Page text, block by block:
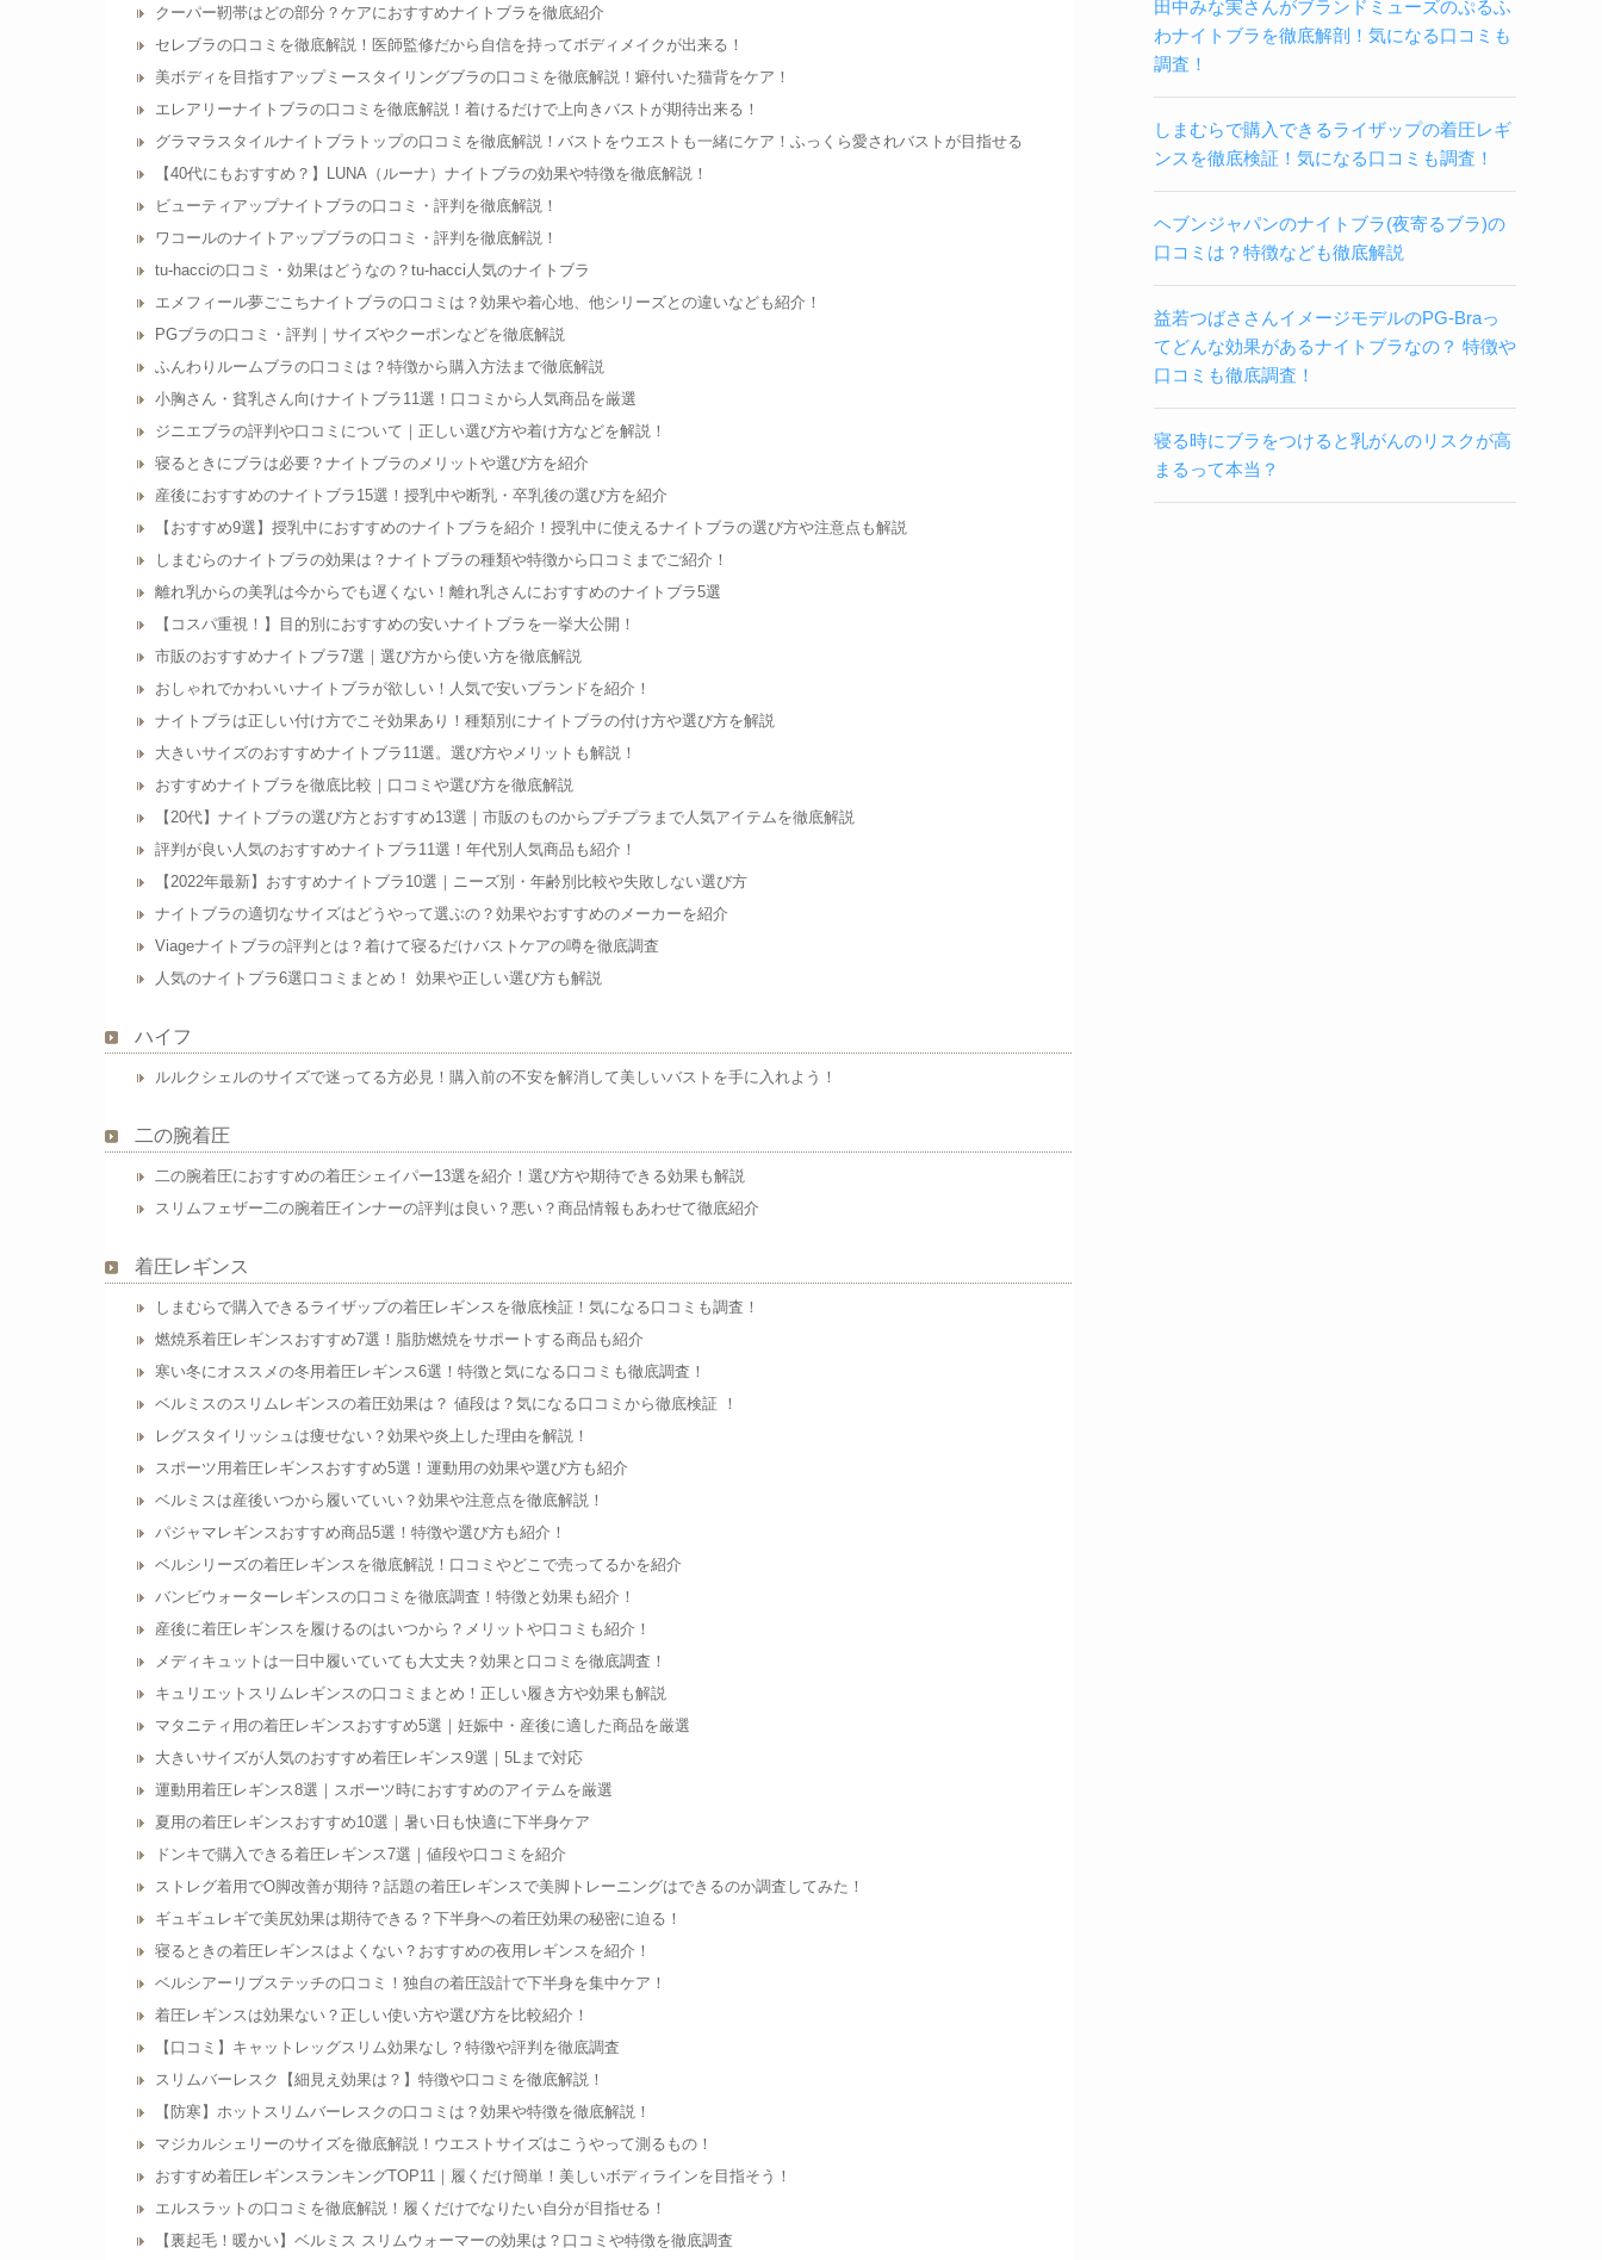
クーパー靭帯はどの部分？ケアにおすすめナイトブラを徹底紹介
セレブラの口コミを徹底解説！医師監修だから自信を持ってボディメイクが出来る！
美ボディを目指すアップミースタイリングブラの口コミを徹底解説！癖付いた猫背をケア！
エレアリーナイトブラの口コミを徹底解説！着けるだけで上向きバストが期待出来る！
グラマラスタイルナイトブラトップの口コミを徹底解説！バストをウエストも一緒にケア！ふっくら愛されバストが目指せる
【40代にもおすすめ？】LUNA（ルーナ）ナイトブラの効果や特徴を徹底解説！
ビューティアップナイトブラの口コミ・評判を徹底解説！
ワコールのナイトアップブラの口コミ・評判を徹底解説！
tu-hacciの口コミ・効果はどうなの？tu-hacci人気のナイトブラ
エメフィール夢ごこちナイトブラの口コミは？効果や着心地、他シリーズとの違いなども紹介！
PGブラの口コミ・評判｜サイズやクーポンなどを徹底解説
ふんわりルームブラの口コミは？特徴から購入方法まで徹底解説
小胸さん・貧乳さん向けナイトブラ11選！口コミから人気商品を厳選
ジニエブラの評判や口コミについて｜正しい選び方や着け方などを解説！
寝るときにブラは必要？ナイトブラのメリットや選び方を紹介
産後におすすめのナイトブラ15選！授乳中や断乳・卒乳後の選び方を紹介
【おすすめ9選】授乳中におすすめのナイトブラを紹介！授乳中に使えるナイトブラの選び方や注意点も解説
しまむらのナイトブラの効果は？ナイトブラの種類や特徴から口コミまでご紹介！
離れ乳からの美乳は今からでも遅くない！離れ乳さんにおすすめのナイトブラ5選
【コスパ重視！】目的別におすすめの安いナイトブラを一挙大公開！
市販のおすすめナイトブラ7選｜選び方から使い方を徹底解説
おしゃれでかわいいナイトブラが欲しい！人気で安いブランドを紹介！
ナイトブラは正しい付け方でこそ効果あり！種類別にナイトブラの付け方や選び方を解説
大きいサイズのおすすめナイトブラ11選。選び方やメリットも解説！
おすすめナイトブラを徹底比較｜口コミや選び方を徹底解説
【20代】ナイトブラの選び方とおすすめ13選｜市販のものからプチプラまで人気アイテムを徹底解説
評判が良い人気のおすすめナイトブラ11選！年代別人気商品も紹介！
【2022年最新】おすすめナイトブラ10選｜ニーズ別・年齢別比較や失敗しない選び方
ナイトブラの適切なサイズはどうやって選ぶの？効果やおすすめのメーカーを紹介
Viageナイトブラの評判とは？着けて寝るだけバストケアの噂を徹底調査
人気のナイトブラ6選口コミまとめ！ 効果や正しい選び方も解説
ハイフ
ルルクシェルのサイズで迷ってる方必見！購入前の不安を解消して美しいバストを手に入れよう！
二の腕着圧
二の腕着圧におすすめの着圧シェイパー13選を紹介！選び方や期待できる効果も解説
スリムフェザー二の腕着圧インナーの評判は良い？悪い？商品情報もあわせて徹底紹介
着圧レギンス
しまむらで購入できるライザップの着圧レギンスを徹底検証！気になる口コミも調査！
燃焼系着圧レギンスおすすめ7選！脂肪燃焼をサポートする商品も紹介
寒い冬にオススメの冬用着圧レギンス6選！特徴と気になる口コミも徹底調査！
ベルミスのスリムレギンスの着圧効果は？ 値段は？気になる口コミから徹底検証 ！
レグスタイリッシュは痩せない？効果や炎上した理由を解説！
スポーツ用着圧レギンスおすすめ5選！運動用の効果や選び方も紹介
ベルミスは産後いつから履いていい？効果や注意点を徹底解説！
パジャマレギンスおすすめ商品5選！特徴や選び方も紹介！
ベルシリーズの着圧レギンスを徹底解説！口コミやどこで売ってるかを紹介
バンビウォーターレギンスの口コミを徹底調査！特徴と効果も紹介！
産後に着圧レギンスを履けるのはいつから？メリットや口コミも紹介！
メディキュットは一日中履いていても大丈夫？効果と口コミを徹底調査！
キュリエットスリムレギンスの口コミまとめ！正しい履き方や効果も解説
マタニティ用の着圧レギンスおすすめ5選｜妊娠中・産後に適した商品を厳選
大きいサイズが人気のおすすめ着圧レギンス9選｜5Lまで対応
運動用着圧レギンス8選｜スポーツ時におすすめのアイテムを厳選
夏用の着圧レギンスおすすめ10選｜暑い日も快適に下半身ケア
ドンキで購入できる着圧レギンス7選｜値段や口コミを紹介
ストレグ着用でO脚改善が期待？話題の着圧レギンスで美脚トレーニングはできるのか調査してみた！
ギュギュレギで美尻効果は期待できる？下半身への着圧効果の秘密に迫る！
寝るときの着圧レギンスはよくない？おすすめの夜用レギンスを紹介！
ベルシアーリブステッチの口コミ！独自の着圧設計で下半身を集中ケア！
着圧レギンスは効果ない？正しい使い方や選び方を比較紹介！
【口コミ】キャットレッグスリム効果なし？特徴や評判を徹底調査
スリムバーレスク【細見え効果は？】特徴や口コミを徹底解説！
【防寒】ホットスリムバーレスクの口コミは？効果や特徴を徹底解説！
マジカルシェリーのサイズを徹底解説！ウエストサイズはこうやって測るもの！
おすすめ着圧レギンスランキングTOP11｜履くだけ簡単！美しいボディラインを目指そう！
エルスラットの口コミを徹底解説！履くだけでなりたい自分が目指せる！
【裏起毛！暖かい】ベルミス スリムウォーマーの効果は？口コミや特徴を徹底調査
田中みな実さんがブランドミューズのぷるふ
わナイトブラを徹底解剖！気になる口コミも
調査！
しまむらで購入できるライザップの着圧レギ
ンスを徹底検証！気になる口コミも調査！
ヘブンジャパンのナイトブラ(夜寄るブラ)の
口コミは？特徴なども徹底解説
益若つばささんイメージモデルのPG-Braっ
てどんな効果があるナイトブラなの？ 特徴や
口コミも徹底調査！
寝る時にブラをつけると乳がんのリスクが高
まるって本当？